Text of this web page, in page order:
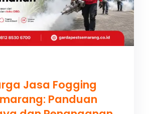
Jasa Fogging
Panduan